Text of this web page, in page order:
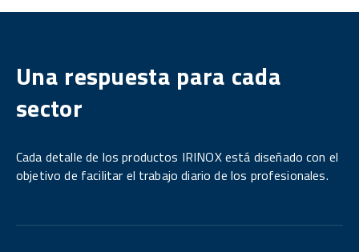
Una respuesta para cada
sector
Cada detalle de los productos IRINOX está diseñado con el
objetivo de facilitar el trabajo diario de los profesionales.